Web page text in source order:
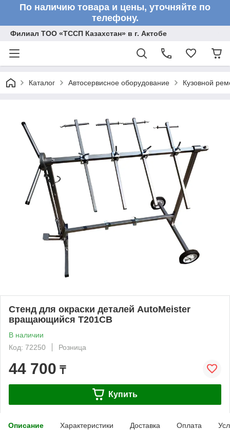
По наличию товара и цены, уточняйте по
телефону.
Филиал ТОО «ТССП Казахстан» в г. Актобе
Каталог Автосервисное оборудование Кузовной
Стенд для окраски деталей AutoMeister
вращающийся T201CB
В наличии
Код: 72250
Розница
44 700 ₸
Купить
Описание Характеристики Доставка Оплата